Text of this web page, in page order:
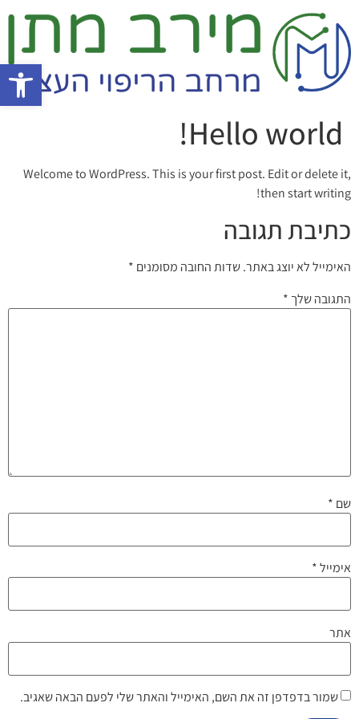
Hello world!
Welcome to WordPress. This is your first post. Edit or delete it,
then start writing!
כתיבת תגובה
האימייל לא יוצג באתר.שדות החובה מסומנים *
התגובה שלך *
שם *
אימייל*
אתר
שמור בדפדפן זה את השם, האימייל והאתר שלי לפעם הבאה שאגיב.
פתח